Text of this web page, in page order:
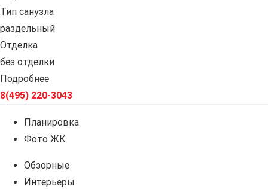
Тип санузла
раздельный
Отделка
без отделки
Подробнее
8(495) 220-3043
Планировка
Фото ЖК
Обзорные
Интерьеры